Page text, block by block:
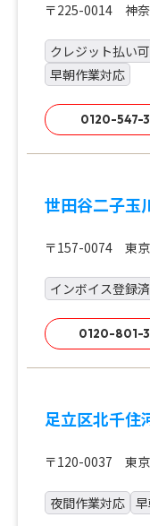
〒225-0014 神奈
クレジット払い可
早朝作業対応
0120-547-
世田谷二子玉
〒157-0074 東
インボイス登録
0120-801-
足立区北千住
〒120-0037 東京
夜間作業対応